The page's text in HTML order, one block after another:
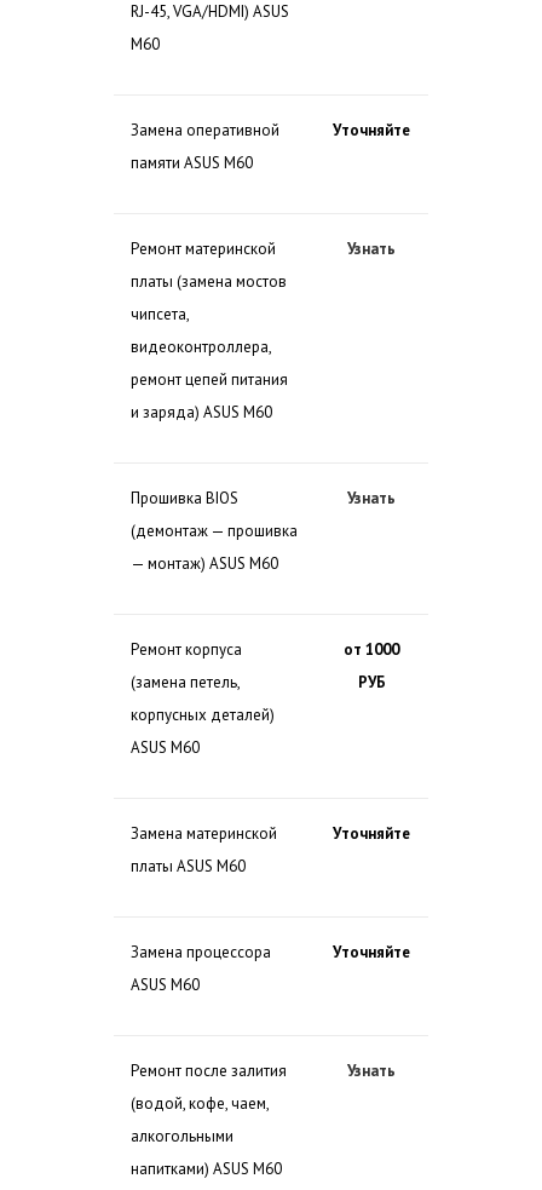
RJ-45, VGA/HDMI) ASUS
M60
Замена оперативной
памяти ASUS M60
Уточняйте
Ремонт материнской
платы (замена мостов
чипсета,
видеоконтроллера,
ремонт цепей питания
и заряда) ASUS M60
Узнать
Прошивка BIOS
(демонтаж — прошивка
— монтаж) ASUS M60
Узнать
Ремонт корпуса
(замена петель,
корпусных деталей)
ASUS M60
от 1000
РУБ
Замена материнской
платы ASUS M60
Уточняйте
Замена процессора
ASUS M60
Уточняйте
Ремонт после залития
(водой, кофе, чаем,
алкогольными
напитками) ASUS M60
Узнать